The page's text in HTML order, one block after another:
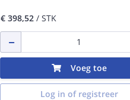
€ 398,52/ STK
Voeg toe
Log in of registreer